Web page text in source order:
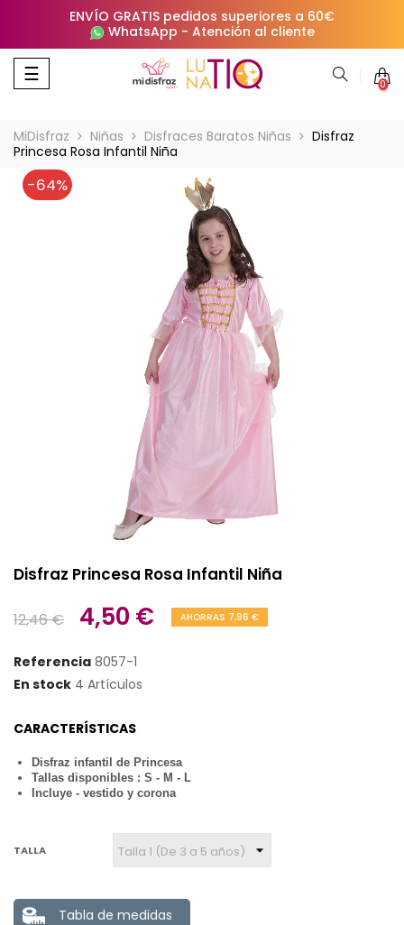
ENVÍO GRATIS pedidos superiores a 60€
WhatsApp - Atención al cliente
Navegación
de
☰ 0
MiDisfraz Niñas Disfraces Baratos Niñas
Disfraz
Princesa Rosa Infantil Niña
-64%
Disfraz Princesa Rosa Infantil Niña
12,46 € 4,50 € AHORRAS 7,96 €
Referencia 8057-1
En stock 4 Artículos
CARACTERÍSTICAS
Disfraz infantil de Princesa
Tallas disponibles : S - M - L
Incluye - vestido y corona
TALLA
Tabla de medidas